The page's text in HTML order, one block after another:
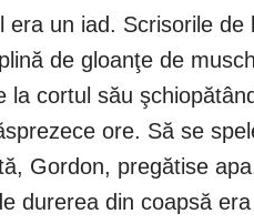
era un iad. Scrisorile
de gloanţe de
la cortul său
ore. Să se
Gordon, pregătise
durerea din coapsă